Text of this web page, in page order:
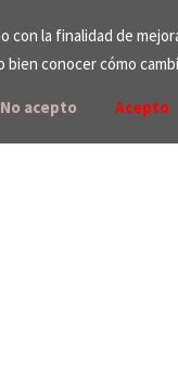
la finalidad de
conocer cómo
No acepto Acepto